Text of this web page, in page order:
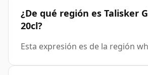
¿De qué región es Talisker
20cl?
Esta expresión es de la región